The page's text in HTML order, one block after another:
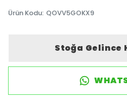
Ürün Kodu: QOVV5GOKX9
Stoğa Gelince